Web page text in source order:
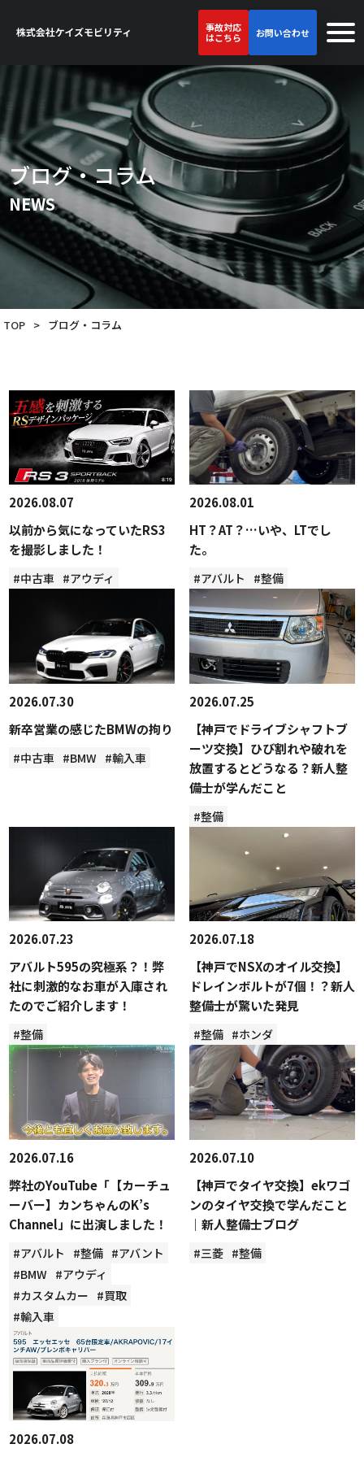
事故対応
はこちら
お問い合わせ
ブログ・コラム
NEWS
TOP > ブログ・コラム
2026.08.07
以前から気になっていたRS3
を撮影しました！
#中古車 #アウディ
2026.08.01
HT？AT？…いや、LTでし
た。
#アバルト #整備
2026.07.30
新卒営業の感じたBMWの拘り
#中古車 #BMW #輸入車
2026.07.25
【神戸でドライブシャフトブ
ーツ交換】ひび割れや破れを
放置するとどうなる？新人整
備士が学んだこと
#整備
2026.07.23
アバルト595の究極系？！弊
社に刺激的なお車が入庫され
たのでご紹介します！
#整備
2026.07.18
【神戸でNSXのオイル交換】
ドレインボルトが7個！？新人
整備士が驚いた発見
#整備 #ホンダ
2026.07.16
弊社のYouTube「【カーチュ
ーバー】カンちゃんのK’s
Channel」に出演しました！
#アバルト #整備 #アバント
#BMW #アウディ
#カスタムカー #買取
#輸入車
2026.07.10
【神戸でタイヤ交換】ekワゴ
ンのタイヤ交換で学んだこと
｜新人整備士ブログ
#三菱 #整備
2026.07.08